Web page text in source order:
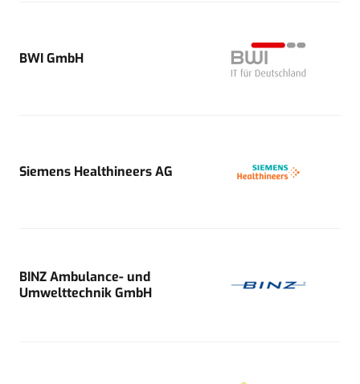
BWI GmbH
Siemens Healthineers AG
BINZ Ambulance- und
Umwelttechnik GmbH